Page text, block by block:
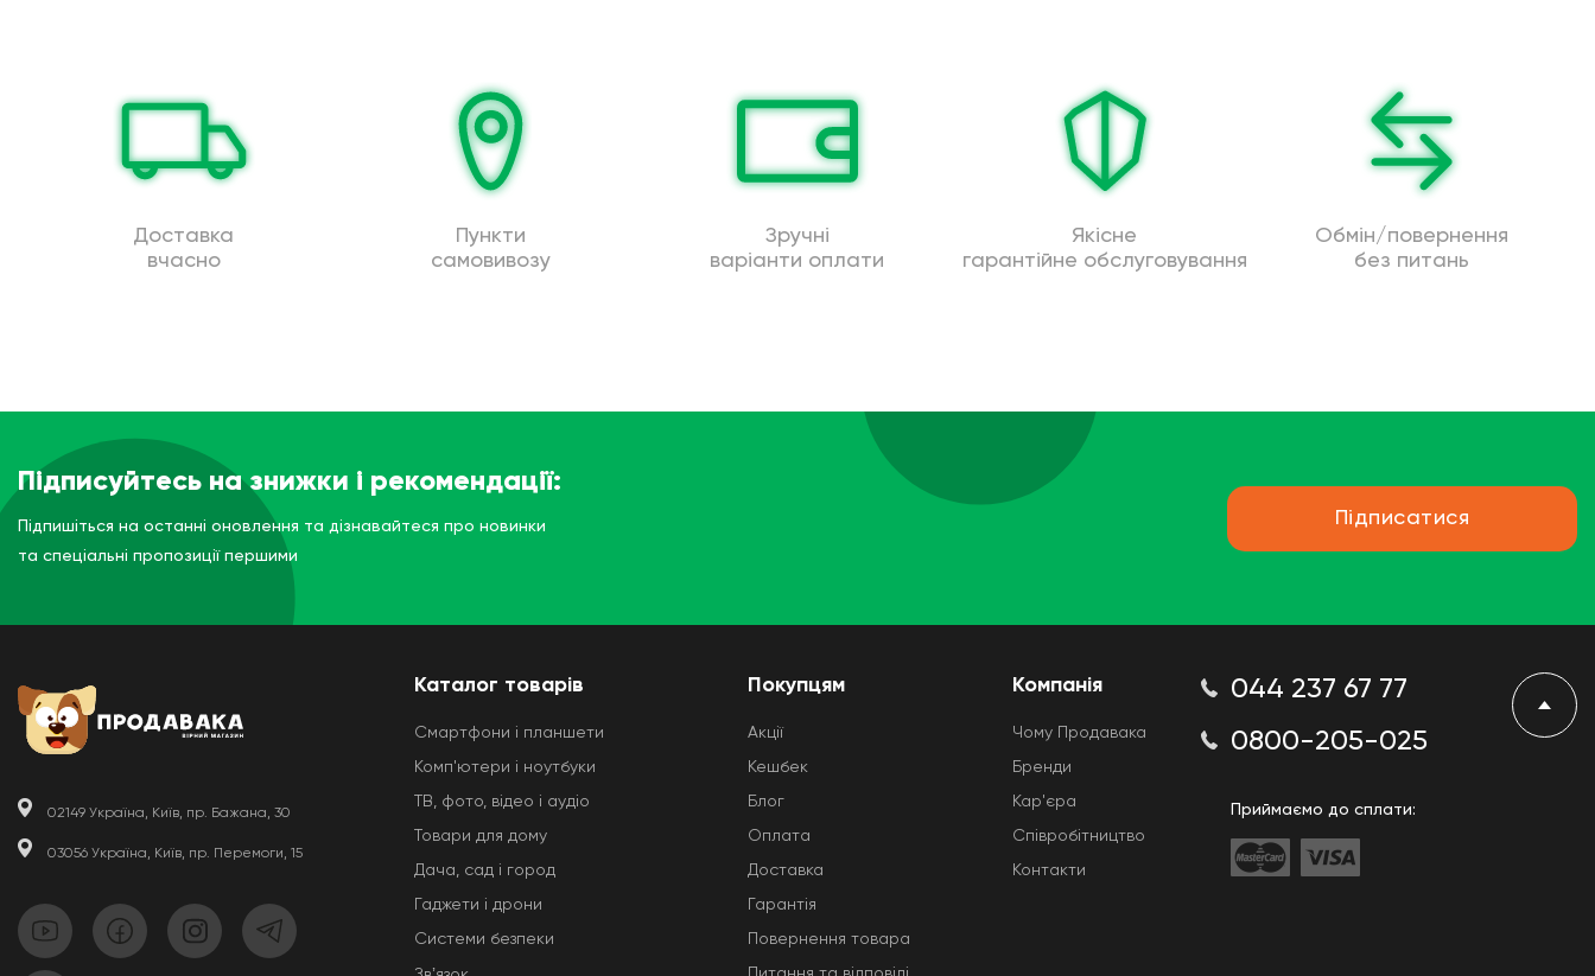
Доставка
вчасно
Пункти
самовивозу
Зручні
варіанти оплати
Якісне
гарантійне обслуговування
Обмін/повернення
без питань
Підписуйтесь на знижки і рекомендації:
Підпишіться на останні оновлення та дізнавайтеся про новинки
та спеціальні пропозиції першими
Підписатися
02149 Україна, Київ, пр. Бажана, 30
03056 Україна, Київ, пр. Перемоги, 15
Каталог товарів
Смартфони і планшети
Комп'ютери і ноутбуки
ТВ, фото, відео і аудіо
Товари для дому
Дача, сад і город
Гаджети і дрони
Системи безпеки
Покупцям
Акції
Кешбек
Блог
Оплата
Доставка
Гарантія
Повернення товара
Компанія
Чому Продавака
Бренди
Кар'єра
Співробітництво
Контакти
044 237 67 77
0800-205-025
Приймаємо до сплати: